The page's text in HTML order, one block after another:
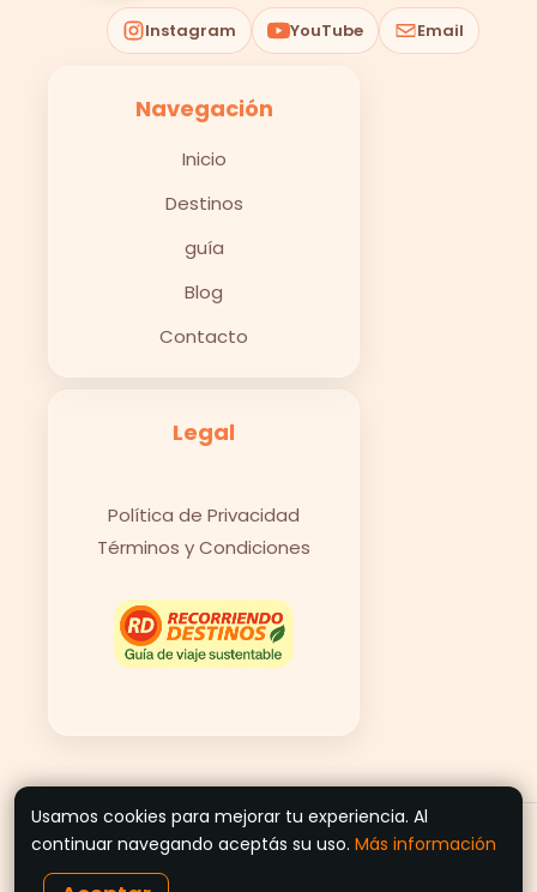
Instagram YouTube Email
Navegación
Inicio
Destinos
guía
Blog
Contacto
Legal
Política de Privacidad
Términos y Condiciones
© 2026 Recorriendo Destinos
Usamos cookies para mejorar tu experiencia. Al
continuar navegando aceptás su uso. Más información